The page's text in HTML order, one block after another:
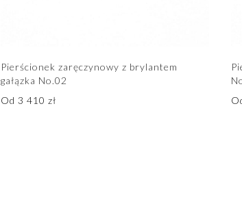
Pierścionek zaręczynowy z brylantem
gałązka No.02
Od 3 410 zł